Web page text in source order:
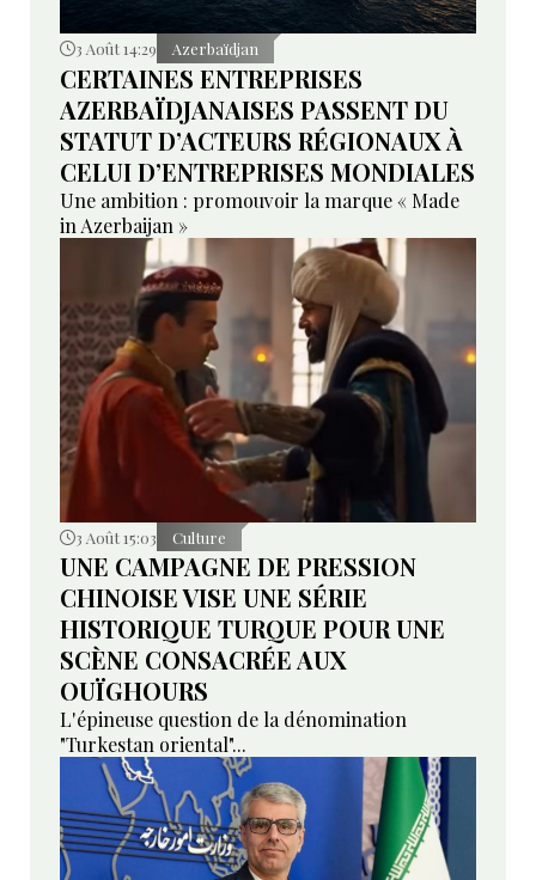
3 Août 14:29 Azerbaïdjan
CERTAINES ENTREPRISES
AZERBAÏDJANAISES PASSENT DU
STATUT D’ACTEURS RÉGIONAUX À
CELUI D’ENTREPRISES MONDIALES
Une ambition : promouvoir la marque « Made
in Azerbaijan »
3 Août 15:03 Culture
UNE CAMPAGNE DE PRESSION
CHINOISE VISE UNE SÉRIE
HISTORIQUE TURQUE POUR UNE
SCÈNE CONSACRÉE AUX
OUÏGHOURS
L'épineuse question de la dénomination
"Turkestan oriental"...